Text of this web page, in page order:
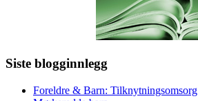
Siste blogginnlegg
Foreldre & Barn: Tilknytningsomsorg